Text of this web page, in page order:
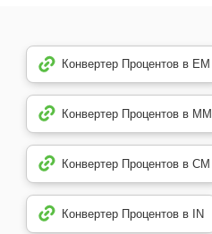
Конвертер Процентов в EM
Конвертер Процентов в MM
Конвертер Процентов в CM
Конвертер Процентов в IN